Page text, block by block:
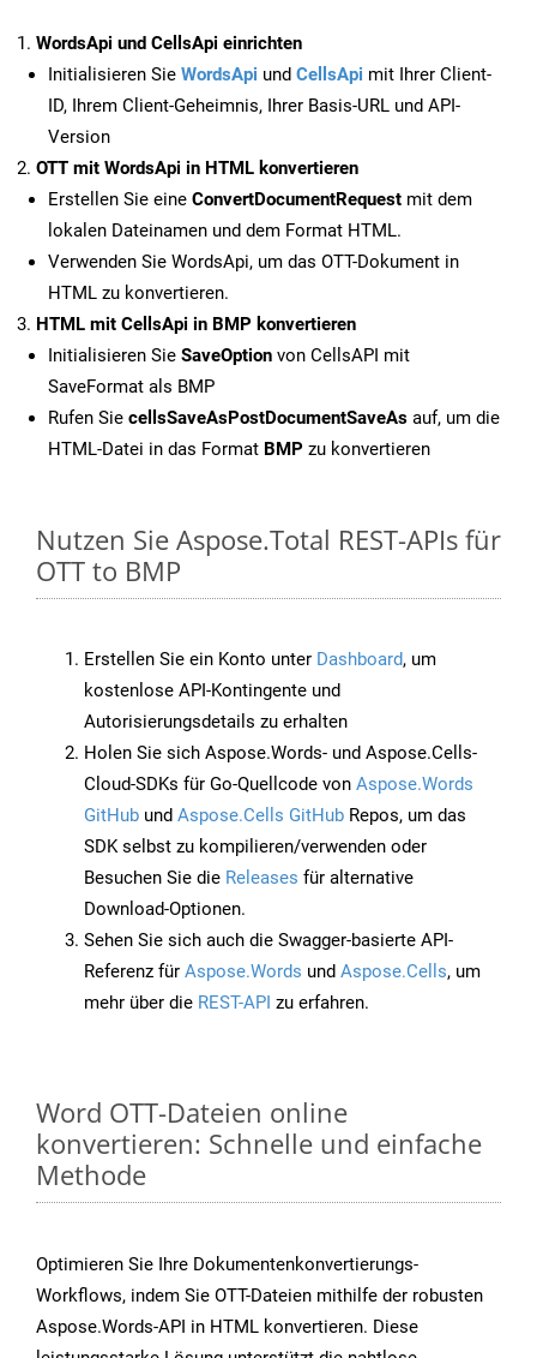
WordsApi und CellsApi einrichten
Initialisieren Sie WordsApi und CellsApi mit Ihrer Client-
ID, Ihrem Client-Geheimnis, Ihrer Basis-URL und API-
Version
OTT mit WordsApi in HTML konvertieren
Erstellen Sie eine ConvertDocumentRequest mit dem
lokalen Dateinamen und dem Format HTML.
Verwenden Sie WordsApi, um das OTT-Dokument in
HTML zu konvertieren.
HTML mit CellsApi in BMP konvertieren
Initialisieren Sie SaveOption von CellsAPI mit
SaveFormat als BMP
Rufen Sie cellsSaveAsPostDocumentSaveAs auf, um die
HTML-Datei in das Format BMP zu konvertieren
Nutzen Sie Aspose.Total REST-APIs für
OTT to BMP
Erstellen Sie ein Konto unter Dashboard, um
kostenlose API-Kontingente und
Autorisierungsdetails zu erhalten
Holen Sie sich Aspose.Words- und Aspose.Cells-
Cloud-SDKs für Go-Quellcode von Aspose.Words
GitHub und Aspose.Cells GitHub Repos, um das
SDK selbst zu kompilieren/verwenden oder
Besuchen Sie die Releases für alternative
Download-Optionen.
Sehen Sie sich auch die Swagger-basierte API-
Referenz für Aspose.Words und Aspose.Cells, um
mehr über die REST-API zu erfahren.
Word OTT-Dateien online
konvertieren: Schnelle und einfache
Methode
Optimieren Sie Ihre Dokumentenkonvertierungs-
Workflows, indem Sie OTT-Dateien mithilfe der robusten
Aspose.Words-API in HTML konvertieren. Diese